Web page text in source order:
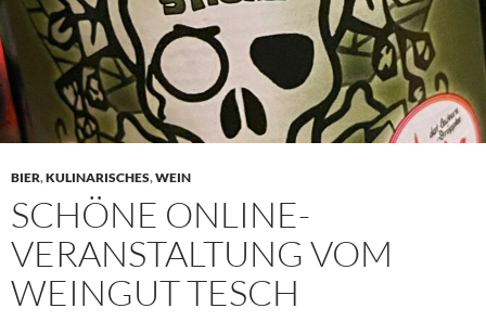
BIER,KULINARISCHES,WEIN
SCHÖNE ONLINE-
VERANSTALTUNG VOM
WEINGUT TESCH